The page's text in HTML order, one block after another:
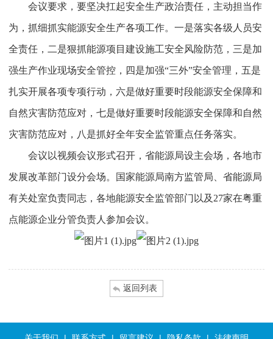
会议要求，要坚决扛起安全生产政治责任，主动担当作
为，抓细抓实能源安全生产各项工作。一是落实各级人员安
全责任，二是狠抓能源项目建设施工安全风险防范，三是加
强生产作业现场安全管控，四是加强“三外”安全管理，五是
扎实开展各项专项行动，六是做好重要时段能源安全保障和
自然灾害防范应对，七是做好重要时段能源安全保障和自然
灾害防范应对，八是抓好全年安全监管重点任务落实。
会议以视频会议形式召开，省能源局设主会场，各地市
发展改革部门设分会场。国家能源局南方监管局、省能源局
有关处室负责同志，各地能源安全监管部门以及27家在粤重
点能源企业分管负责人参加会议。
返回列表